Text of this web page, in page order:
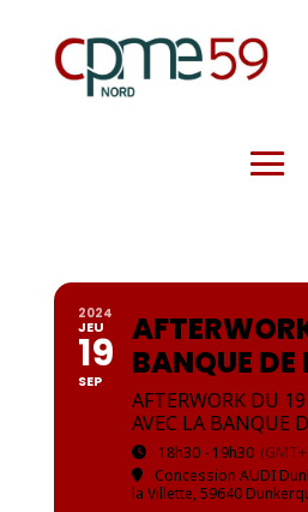
2024
JEU
19
SEP
BANQUE DE
AFTERWORK DU
AVEC LA BANQUE
18h30 - 19h30
Concession AUDI
la Villette, 59640